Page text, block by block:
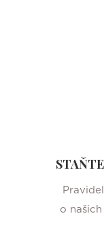
o